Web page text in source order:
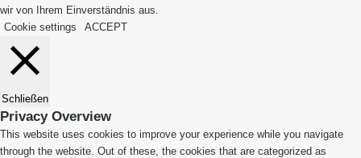
wir von Ihrem Einverständnis aus.
Cookie settings
ACCEPT
Schließen
Privacy Overview
This website uses cookies to improve your experience while you navigate
through the website. Out of these, the cookies that are categorized as